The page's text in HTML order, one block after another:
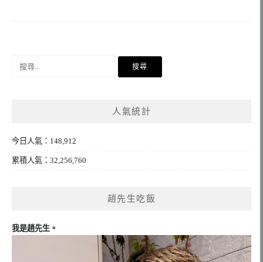
人氣統計
今日人氣：148,912
累積人氣：32,256,760
趙先生吃飯
我是趙先生。